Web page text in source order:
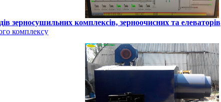
зерносушильних комплексів, зерноочисних та елеваторів
комплексу